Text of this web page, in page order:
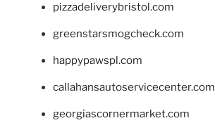
pizzadeliverybristol.com
greenstarsmogcheck.com
happypawspl.com
callahansautoservicecenter.com
georgiascornermarket.com